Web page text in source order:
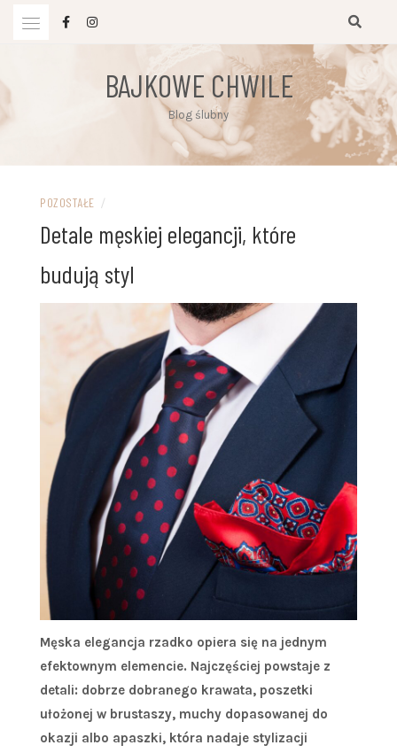
BAJKOWE CHWILE
Blog ślubny
POZOSTAŁE /
Detale męskiej elegancji, które
budują styl
Męska elegancja rzadko opiera się na jednym
efektownym elemencie. Najczęściej powstaje z
detali: dobrze dobranego krawata, poszetki
ułożonej w brustaszy, muchy dopasowanej do
okazji albo apaszki, która nadaje stylizacji